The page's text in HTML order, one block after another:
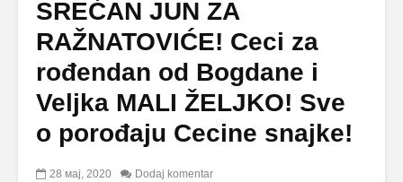
SREĆAN JUN ZA
RAŽNATOVIĆE! Ceci za
rođendan od Bogdane i
Veljka MALI ŽELJKO! Sve
o porođaju Cecine snajke!
28 мај, 2020 Dodaj komentar